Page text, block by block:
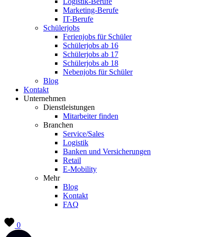
Marketing-Berufe
IT-Berufe
Schülerjobs
Ferienjobs für Schüler
Schülerjobs ab 16
Schülerjobs ab 17
Schülerjobs ab 18
Nebenjobs für Schüler
Blog
Kontakt
Unternehmen
Dienstleistungen
Mitarbeiter finden
Branchen
Service/Sales
Logistik
Banken und Versicherungen
Retail
E-Mobility
Mehr
Blog
Kontakt
FAQ
0